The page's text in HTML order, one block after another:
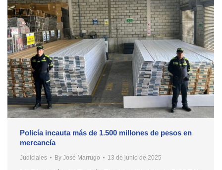
Policía incauta más de 1.500 millones de pesos en
mercancía
Judiciales By José Marrugo 13 de junio de 2025